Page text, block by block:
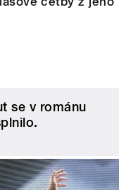
se v románu